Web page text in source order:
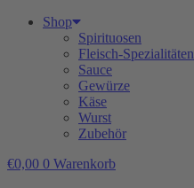
Shop
Spirituosen
Fleisch-Spezialitäten
Sauce
Gewürze
Käse
Wurst
Zubehör
€0,00 0 Warenkorb